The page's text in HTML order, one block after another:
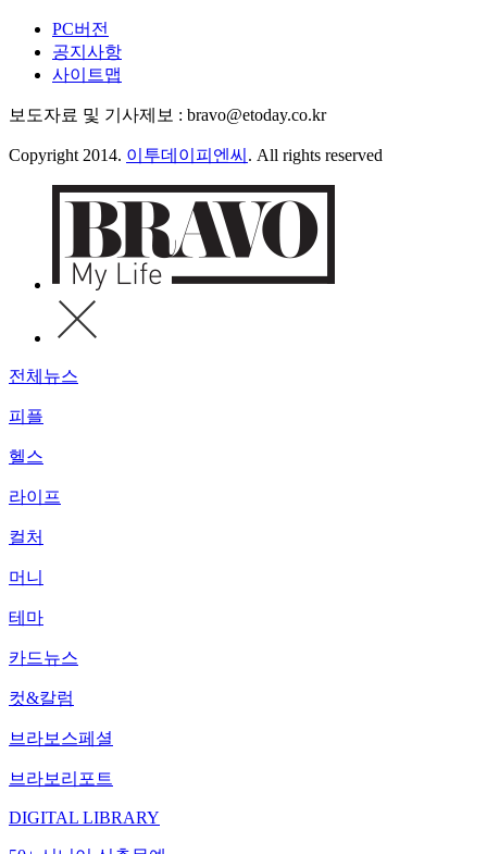
PC버전
공지사항
사이트맵
보도자료 및 기사제보 : bravo@etoday.co.kr
Copyright 2014. 이투데이피엔씨 . All rights reserved
전체뉴스
피플
헬스
라이프
컬처
머니
테마
카드뉴스
컷&칼럼
브라보스페셜
브라보리포트
DIGITAL LIBRARY